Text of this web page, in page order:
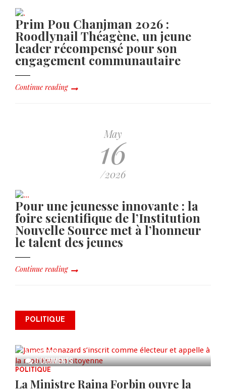
Prim Pou Chanjman 2026 :
Roodlynail Théagène, un jeune
leader récompensé pour son
engagement communautaire
Continue reading
May
16
/2026
Pour une jeunesse innovante : la
foire scientifique de l’Institution
Nouvelle Source met à l’honneur
le talent des jeunes
Continue reading
POLITIQUE
0 COMMENTS
James Monazard s’inscrit comme
électeur et appelle à la
AUG 07, 2026
POLITIQUE
La Ministre Raina Forbin ouvre la